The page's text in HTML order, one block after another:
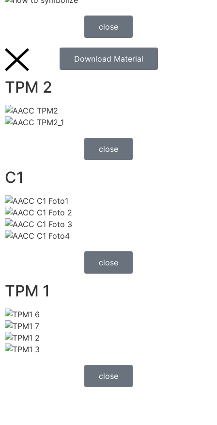
close
Download Material
TPM 2
close
C1
close
TPM 1
close